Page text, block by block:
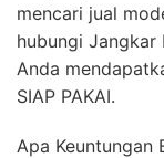
mencari jual
hubungi Jangkar
Anda
SIAP PAKAI.
Apa